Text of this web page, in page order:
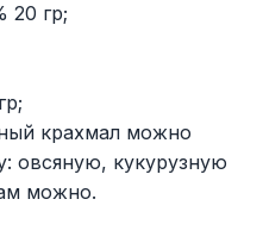
20 гр;
крахмал можно
овсяную, кукурузную
можно.